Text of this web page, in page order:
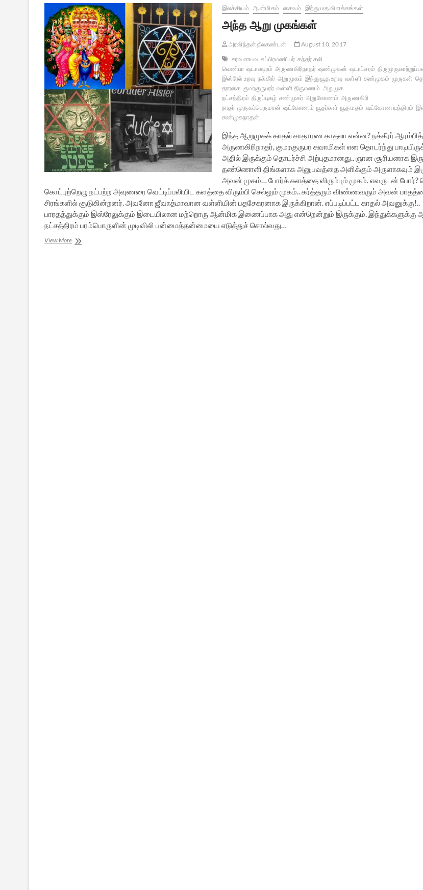
இலக்கியம் ஆன்மிகம் சைவம் இந்து மத விளக்கங்கள்
அந்த ஆறு முகங்கள்
அரவிந்தன் நீலகண்டன்
August 10, 2017
சரவணபவ சுப்பிரமணியர் கந்தர் கலி
வெண்பா ஷடாக்ஷரம் அருணகிரிநாதர் ஷண்முகன் ஷடாட்சரம்
இஸ்ரேல் உறவு நக்கீரர் அறுமுகம் இந்து யூத உறவு வள்ளி சண்முகம் முருகன்
தாரகை குமரகுருபரர் வள்ளி திருமணம் அறுமுக
நட்சத்திரம் திருப்புகழ் சண்முகர் அறுகோணம் அருணகிரி
நாதர் முருகப்பெருமான் ஷட்கோணம் யூதர்கள் யூத மதம் ஷட்கோண யந்திரம்
சண்முகநாதன்
இந்த ஆறுமுகக் காதல் சாதாரண காதலா என்ன? நக்கீரர்
அருணகிரிநாதர், குமரகுருபர சுவாமிகள் என தொடர்ந்து
அதில் இருக்கும் தொடர்ச்சி அற்புதமானது.. ஞான சூரியனாக
தண்ணொளி திங்களாக அனுபவத்தை அளிக்கும் அருளாகவும்
அவன் முகம்… போர்க் களத்தை விரும்பும் முகம். எவருடன் போர்?
கொட்புற்றெழு நட்பற்ற அவுணரை வெட்டிப்பலியிட களத்தை விரும்பி செல்லும் முகம்.. கர்த்தரும் விண்ணவரும் அவன்
சிரங்களில் சூடுகின்றனர். அவனோ ஜீவாத்மாவான வள்ளியின் பதசேகரனாக இருக்கிறான். எப்படிப்பட்ட காதல் அவனுக்கு!..
பாரதத்துக்கும் இஸ்ரேலுக்கும் இடையிலான மற்றொரு ஆன்மிக இணைப்பாக அது என்றென்றும் இருக்கும். இந்துக்களுக்கு
நட்சத்திரம் பரம்பொருளின் முடிவிலி பன்மைத்தன்மையை எடுத்துச் சொல்வது…
View Moreஅந்த